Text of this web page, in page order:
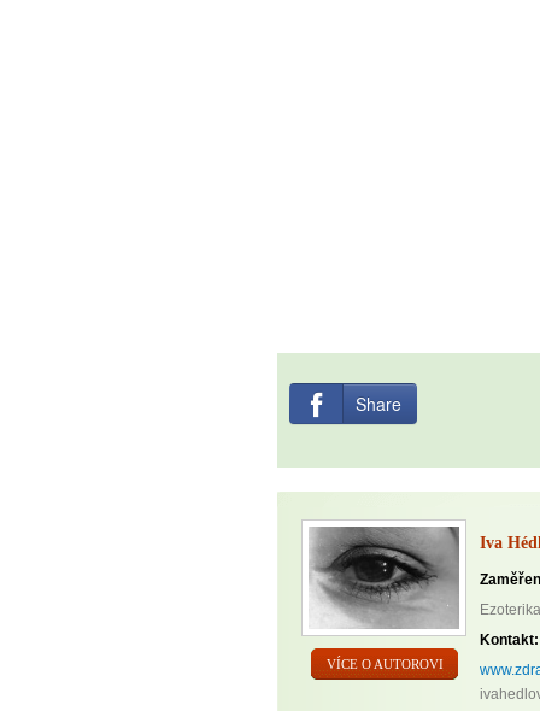
Share
VÍCE O AUTOROVI
Iva
Kontakt: